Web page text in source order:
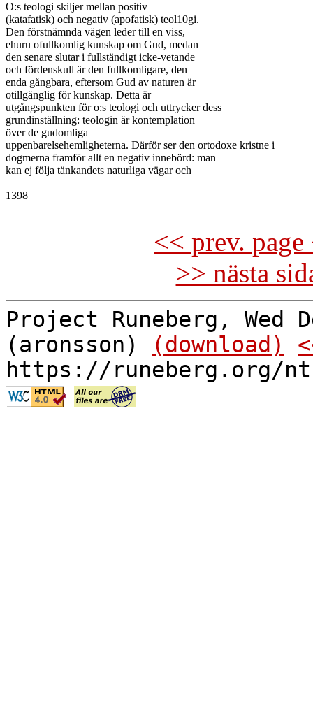
O:s teologi skiljer mellan positiv
(katafatisk) och negativ (apofatisk) teol10gi.
Den förstnämnda vägen leder till en viss,
ehuru ofullkomlig kunskap om Gud, medan
den senare slutar i fullständigt icke-vetande
och fördenskull är den fullkomligare, den
enda gångbara, eftersom Gud av naturen är
otillgänglig för kunskap. Detta är
utgångspunkten för o:s teologi och uttrycker dess
grundinställning: teologin är kontemplation
över de gudomliga
uppenbarelsehemligheterna. Därför ser den ortodoxe kristne i
dogmerna framför allt en negativ innebörd: man
kan ej följa tänkandets naturliga vägar och
1398
<< prev.
>> nästa
Project Runeberg, Wed
(aronsson)
(download)
https://runeberg.org/